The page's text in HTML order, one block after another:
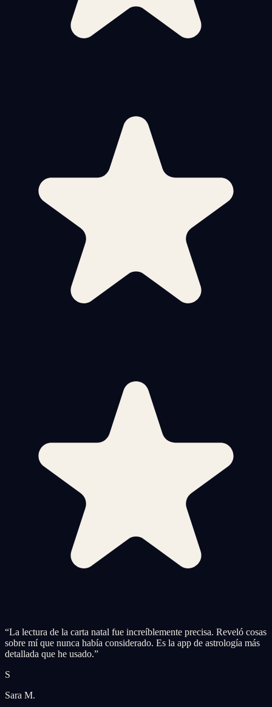
“La lectura de la carta natal fue increíblemente precisa. Reveló cosas
sobre mí que nunca había considerado. Es la app de astrología más
detallada que he usado.”
S
Sara M.